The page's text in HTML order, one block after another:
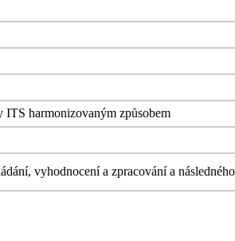
ITS harmonizovaným způsobem
vyhodnocení a zpracování a